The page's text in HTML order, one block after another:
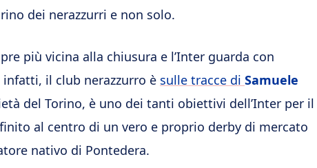
dei nerazzurri e non solo.
più vicina alla chiusura e l’Inter guarda con
il club nerazzurro è sulle tracce di Samuele
del Torino, è uno dei tanti obiettivi dell’Inter per il
al centro di un vero e proprio derby di mercato
nativo di Pontedera.